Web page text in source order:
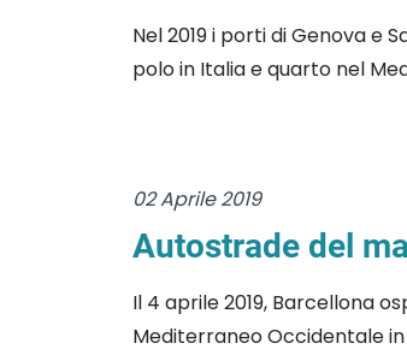
Nel 2019 i porti di Genova e
polo in Italia e quarto nel
02 Aprile 2019
Autostrade del
Il 4 aprile 2019, Barcellona
Mediterraneo Occidentale